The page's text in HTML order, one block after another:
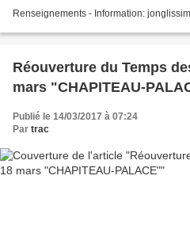
Renseignements - Information:
Réouverture du Temps
mars "CHAPITEAU-
Publié le 14/03/2017 à 07:24
Par trac